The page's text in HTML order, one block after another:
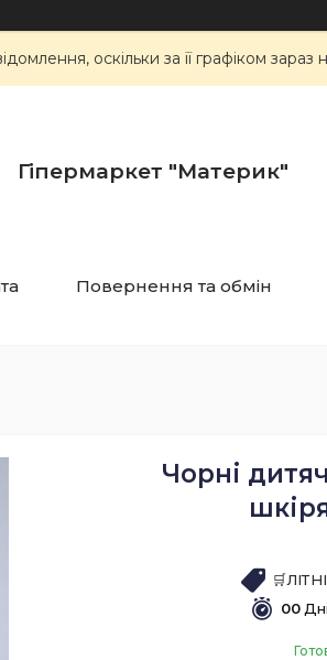
оскільки за її графіком
Гіпермаркет "Материк"
Повернення та обмін
Чорні
00